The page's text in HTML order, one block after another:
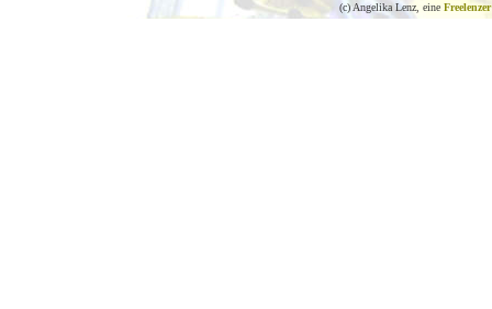
(c) Angelika Lenz, eine Freelenzer